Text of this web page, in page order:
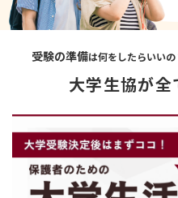
受験の準備は何をしたらいいの
大学生協が全